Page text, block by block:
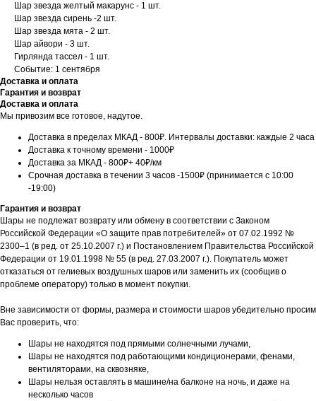
Шар звезда желтый макарунс - 1 шт.
Шар звезда сирень -2 шт.
Шар звезда мята - 2 шт.
Шар айвори - 3 шт.
Гирлянда тассел - 1 шт.
Событие: 1 сентября
Доставка и оплата
Гарантия и возврат
Доставка и оплата
Мы привозим все готовое, надутое.
Доставка в пределах МКАД - 800₽. Интервалы доставки: каждые 2 часа
Доставка к точному времени - 1000₽
Доставка за МКАД - 800₽+ 40₽/км
Срочная доставка в течении 3 часов -1500₽ (принимается с 10:00
-19:00)
Гарантия и возврат
Шары не подлежат возврату или обмену в соответствии с Законом
Российской Федерации «О защите прав потребителей» от 07.02.1992 №
2300–1 (в ред. от 25.10.2007 г.) и Постановлением Правительства Российской
Федерации от 19.01.1998 № 55 (в ред. 27.03.2007 г.). Покупатель может
отказаться от гелиевых воздушных шаров или заменить их (сообщив о
проблеме оператору) только в момент покупки.
Вне зависимости от формы, размера и стоимости шаров убедительно просим
Вас проверить, что:
Шары не находятся под прямыми солнечными лучами,
Шары не находятся под работающими кондиционерами, фенами,
вентиляторами, на сквозняке,
Шары нельзя оставлять в машине/на балконе на ночь, и даже на
несколько часов